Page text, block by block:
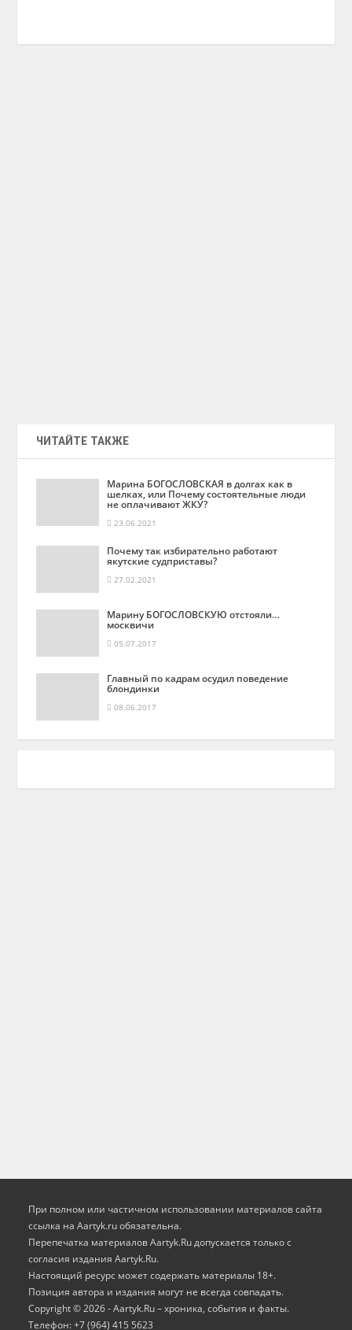
ЧИТАЙТЕ ТАКЖЕ
Марина БОГОСЛОВСКАЯ в долгах как в
шелках, или Почему состоятельные люди
не оплачивают ЖКУ?
23.06.2021
Почему так избирательно работают
якутские судприставы?
27.02.2021
Марину БОГОСЛОВСКУЮ отстояли…
москвичи
05.07.2017
Главный по кадрам осудил поведение
блондинки
08.06.2017
При полном или частичном использовании материалов сайта
ссылка на Aartyk.ru oбязательна.
Перепечатка материалов Aartyk.Ru допускается только с
согласия издания Aartyk.Ru.
Настоящий ресурс может содержать материалы 18+.
Позиция автора и издания могут не всегда совпадать.
Copyright © 2026 - Aartyk.Ru – хроника, события и факты.
Телефон: +7 (964) 415 5623